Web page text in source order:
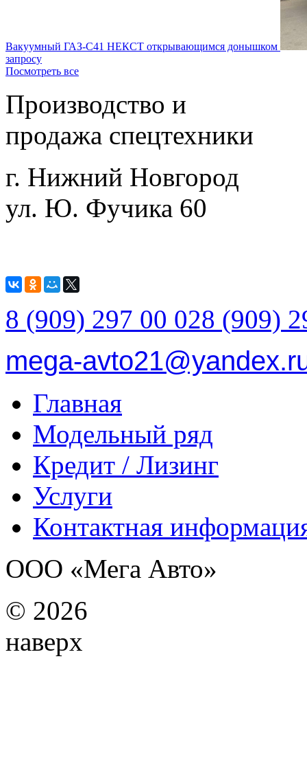
Вакуумный ГАЗ-С41 НЕКСТ открывающимся донышком
запросу
Посмотреть все
Производство и
продажа спецтехники
г. Нижний Новгород
ул. Ю. Фучика 60
8 (909) 297 00 028 (909)
mega-
Главная
Модельный ряд
Кредит / Лизинг
Услуги
Контактная
ООО «Мега Авто»
© 2026
наверх